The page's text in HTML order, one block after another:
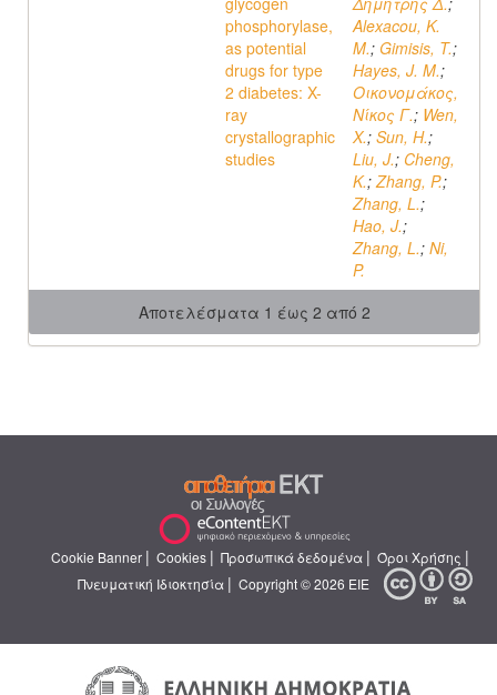
phosphorylase,
as potential
drugs for type
2 diabetes: X-
ray
crystallographic
studies
Alexacou, K.
M.; Gimisis, T.;
Hayes, J. M.;
Οικονομάκος,
Νίκος Γ.; Wen,
X.; Sun, H.;
Liu, J.; Cheng,
K.;Zhang, P.;
Zhang, L.;
Hao, J.;
Zhang, L.; Ni,
P.
Αποτελέσματα 1 έως 2 από 2
Cookie Banner | Cookies | Προσωπικά δεδομένα | Όροι Χρήσης |
Πνευματική Ιδιοκτησία | Copyright © 2026 ΕΙΕ